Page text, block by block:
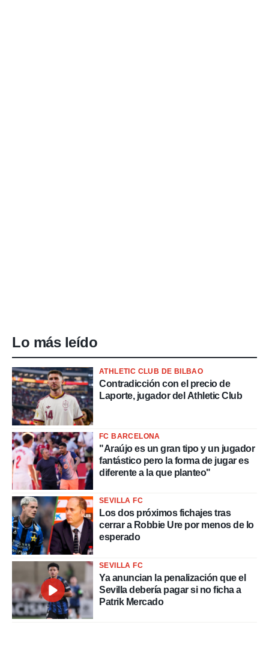
Lo más leído
ATHLETIC CLUB DE BILBAO
Contradicción con el precio de
Laporte, jugador del Athletic Club
FC BARCELONA
"Araújo es un gran tipo y un jugador
fantástico pero la forma de jugar es
diferente a la que planteo"
SEVILLA FC
Los dos próximos fichajes tras
cerrar a Robbie Ure por menos de lo
esperado
SEVILLA FC
Ya anuncian la penalización que el
Sevilla debería pagar si no ficha a
Patrik Mercado